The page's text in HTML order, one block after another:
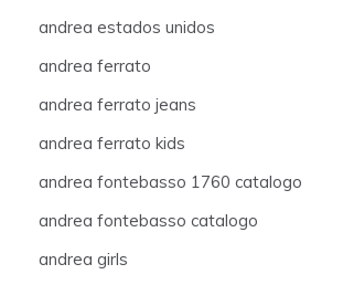
andrea estados unidos
andrea ferrato
andrea ferrato jeans
andrea ferrato kids
andrea fontebasso 1760 catalogo
andrea fontebasso catalogo
andrea girls